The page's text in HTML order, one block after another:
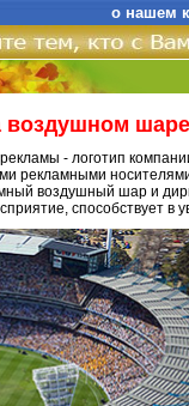
о нашем
- логотип
рекламными
воздушный шар и
способствует